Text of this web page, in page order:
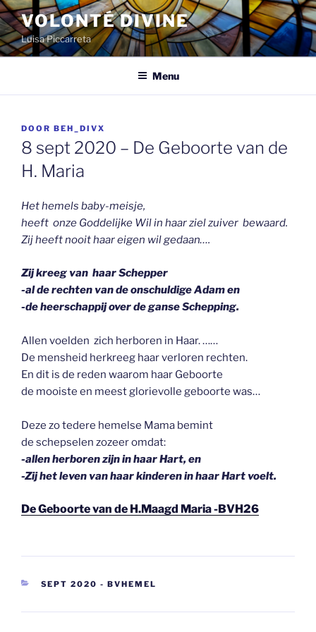
Spring
naar
de
inhoud
VOLONTÉ DIVINE
Luisa Piccarreta
Menu
GEPLAATST
OP
DOOR BEH_DIVX
8 sept 2020 – De Geboorte van de
H. Maria
Het hemels baby-meisje,
heeft onze Goddelijke Wil in haar ziel zuiver bewaard.
Zij heeft nooit haar eigen wil gedaan….
Zij kreeg van haar Schepper
-al de rechten van de onschuldige Adam en
-de heerschappij over de ganse Schepping.
Allen voelden zich herboren in Haar. ……
De mensheid herkreeg haar verloren rechten.
En dit is de reden waarom haar Geboorte
de mooiste en meest glorievolle geboorte was…
Deze zo tedere hemelse Mama bemint
de schepselen zozeer omdat:
-allen herboren zijn in haar Hart, en
-Zij het leven van haar kinderen in haar Hart voelt.
De Geboorte van de H.Maagd Maria -BVH26
CATEGORIEËN
SEPT 2020 - BVHEMEL